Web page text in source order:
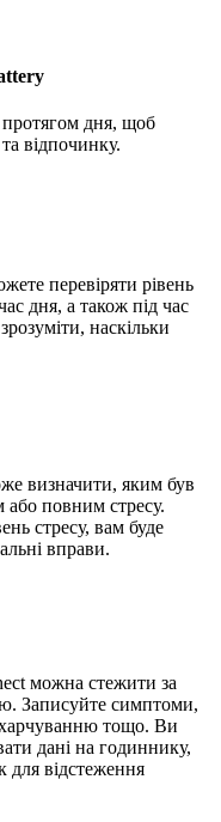
протягом дня, щоб
відпочинку.
перевіряти рівень
дня, а також під час
наскільки
визначити, яким був
повним стресу.
стресу, вам буде
вправи.
можна стежити за
Записуйте симптоми,
харчуванню тощо. Ви
дані на годиннику,
для відстеження